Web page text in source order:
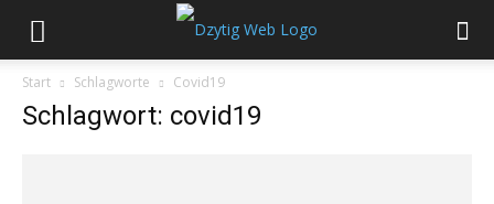
Start Schlagworte Covid19
Schlagwort: covid19